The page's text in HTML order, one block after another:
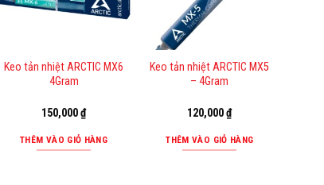
Keo tản nhiệt ARCTIC MX6
4Gram
150,000₫
THÊM VÀO GIỎ HÀNG
Keo tản nhiệt ARCTIC MX5
– 4Gram
120,000₫
THÊM VÀO GIỎ HÀNG